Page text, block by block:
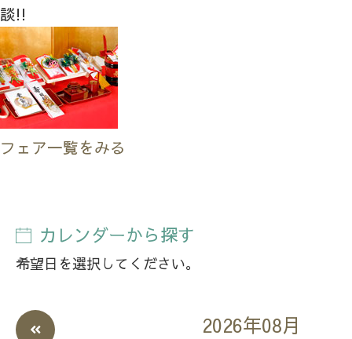
談!!
フェア一覧をみる
カレンダーから探す
希望日を選択してください。
2026年08月